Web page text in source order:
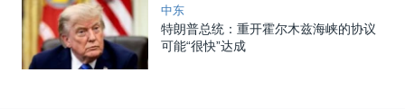
中东
特朗普总统：重开霍尔木兹海峡的协议
可能“很快”达成